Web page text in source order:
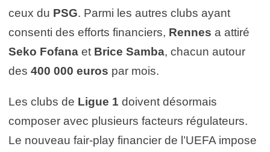
ceux du PSG. Parmi les autres clubs ayant
consenti des efforts financiers, Rennes a attiré
Seko Fofana et Brice Samba, chacun autour
des 400 000 euros par mois.
Les clubs de Ligue 1 doivent désormais
composer avec plusieurs facteurs régulateurs.
Le nouveau fair-play financier de l’UEFA impose